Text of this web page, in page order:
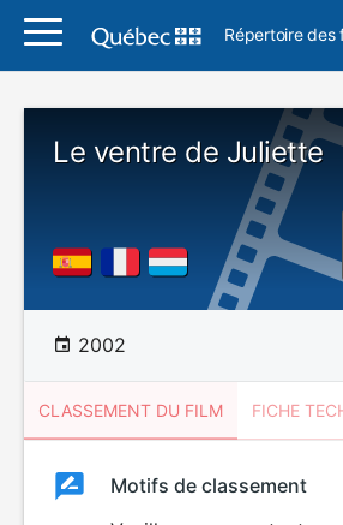
Répertoire des
Le ventre de Juliette
2002
CLASSEMENT DU FILM FICHE
ClassementClassement
Motifs de classement